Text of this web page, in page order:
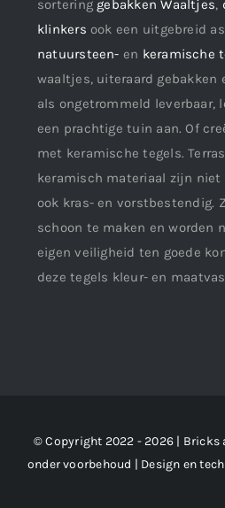
sortering gebakken Waaltjes,
klinkers ook een uitgebreid
natuursteen- en keramische
waaltjes, uiteraard gebakken
als ongetrommeld leverbaar,
een prachtige tuin aan. Of
met keramische tegels.
keramisch materiaal zijn niet
ook kras- en vorstbestendig.
schoon te maken en worden
eigen veiligheid ten goede
deze tegels kleur- en
© Copyright 2022 - 2026 | Bricks
onder voorbehoud | Design en